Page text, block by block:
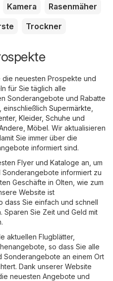
Kamera
Rasenmäher
Trockner
neuesten Prospekte und
für Sie täglich alle
Sonderangebote und Rabatte
einschließlich Supermärkte
, Kleider, Schuhe und
Möbel. Wir aktualisieren
Sie immer über die
informiert sind.
Flyer und Kataloge an, um
informiert zu
Geschäfte in Olten, wie zum
Website ist
dass Sie einfach und schnell
Sparen Sie Zeit und Geld mit
aktuellen Flugblätter,
so dass Sie alle
Sonderangebote an einem Ort
Dank unserer Website
neuesten Angebote und